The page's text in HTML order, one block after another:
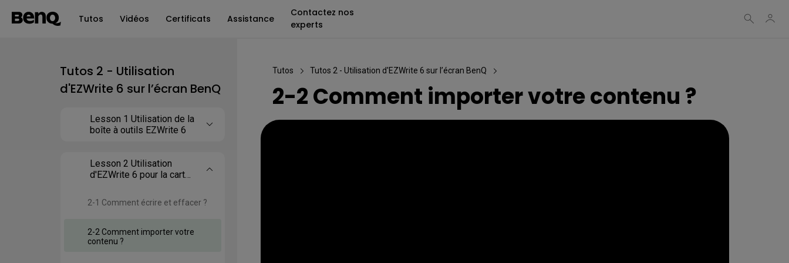
Tutos Vidéos Certificats Assistance
Contactez nos
experts
Tutos 2 - Utilisation
d'EZWrite 6 sur l’écran BenQ
Lesson 1 Utilisation de la
boîte à outils EZWrite 6
Lesson 2 Utilisation
d'EZWrite 6 pour la carte
2-1 Comment écrire et effacer ?
2-2 Comment importer votre
contenu ?
Tutos Tutos 2 - Utilisation d'EZWrite 6 sur l’écran BenQ
2-2 Comment importer votre contenu ?